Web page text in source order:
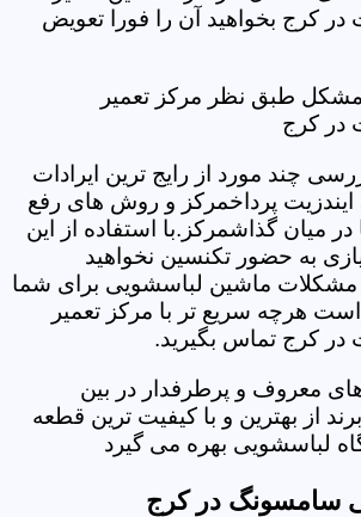
در کرج بخواهید آن را فورا تعویض
مشکل طبق نظر مرکز تعمیر
در کرج
چند مورد از رایج ترین ایرادات
پرداخمرکز و روش های رفع
میان گذاشمرکز.با استفاده از این
به حضور تکنسین نخواهید
مشکلات ماشین لباسشویی برای شما
هرچه سریع تر با مرکز تعمیر
در کرج تماس بگیرید.
معروف و پرطرفدار در بین
از بهترین و با کیفیت ترین قطعه
لباسشویی بهره می گیرد
سامسونگ در کرج